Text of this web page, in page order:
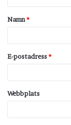
t
a
Namn*
E-postadress*
Webbplats